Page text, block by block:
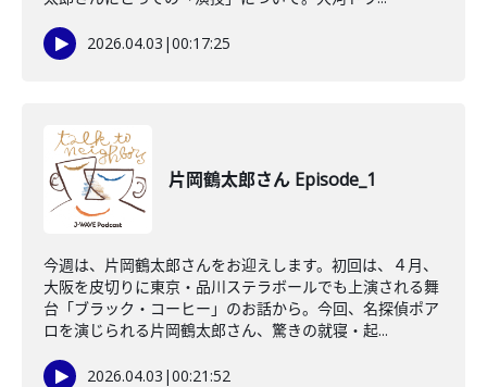
2026.04.03 |00:17:25
片岡鶴太郎さん Episode_1
今週は、片岡鶴太郎さんをお迎えします。初回は、４月、
大阪を皮切りに東京・品川ステラボールでも上演される舞
台「ブラック・コーヒー」のお話から。今回、名探偵ポア
ロを演じられる片岡鶴太郎さん、驚きの就寝・起...
2026.04.03 |00:21:52